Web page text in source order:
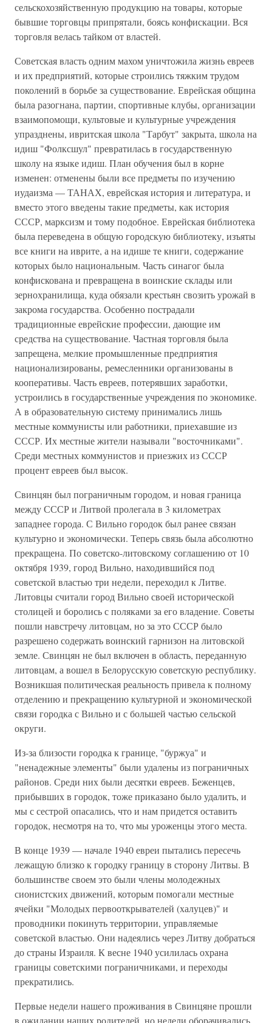
сельскохозяйственную продукцию на товары, которые
бывшие торговцы припрятали, боясь конфискации. Вся
торговля велась тайком от властей.
Советская власть одним махом уничтожила жизнь евреев
и их предприятий, которые строились тяжким трудом
поколений в борьбе за существование. Еврейская община
была разогнана, партии, спортивные клубы, организации
взаимопомощи, культовые и культурные учреждения
упразднены, ивритская школа "Тарбут" закрыта, школа на
идиш "Фолксшул" превратилась в государственную
школу на языке идиш. План обучения был в корне
изменен: отменены были все предметы по изучению
иудаизма — ТАНАХ, еврейская история и литература, и
вместо этого введены такие предметы, как история
СССР, марксизм и тому подобное. Еврейская библиотека
была переведена в общую городскую библиотеку, изъяты
все книги на иврите, а на идише те книги, содержание
которых было национальным. Часть синагог была
конфискована и превращена в воинские склады или
зернохранилища, куда обязали крестьян свозить урожай в
закрома государства. Особенно пострадали
традиционные еврейские профессии, дающие им
средства на существование. Частная торговля была
запрещена, мелкие промышленные предприятия
национализированы, ремесленники организованы в
кооперативы. Часть евреев, потерявших заработки,
устроились в государственные учреждения по экономике.
А в образовательную систему принимались лишь
местные коммунисты или работники, приехавшие из
СССР. Их местные жители называли "восточниками".
Среди местных коммунистов и приезжих из СССР
процент евреев был высок.
Свинцян был пограничным городом, и новая граница
между СССР и Литвой пролегала в 3 километрах
западнее города. С Вильно городок был ранее связан
культурно и экономически. Теперь связь была абсолютно
прекращена. По советско-литовскому соглашению от 10
октября 1939, город Вильно, находившийся под
советской властью три недели, переходил к Литве.
Литовцы считали город Вильно своей исторической
столицей и боролись с поляками за его владение. Советы
пошли навстречу литовцам, но за это СССР было
разрешено содержать воинский гарнизон на литовской
земле. Свинцян не был включен в область, переданную
литовцам, а вошел в Белорусскую советскую республику.
Возникшая политическая реальность привела к полному
отделению и прекращению культурной и экономической
связи городка с Вильно и с большей частью сельской
округи.
Из-за близости городка к границе, "буржуа" и
"ненадежные элементы" были удалены из пограничных
районов. Среди них были десятки евреев. Беженцев,
прибывших в городок, тоже приказано было удалить, и
мы с сестрой опасались, что и нам придется оставить
городок, несмотря на то, что мы уроженцы этого места.
В конце 1939 — начале 1940 евреи пытались пересечь
лежащую близко к городку границу в сторону Литвы. В
большинстве своем это были члены молодежных
сионистских движений, которым помогали местные
ячейки "Молодых первооткрывателей (халуцев)" и
проводники покинуть территории, управляемые
советской властью. Они надеялись через Литву добраться
до страны Израиля. К весне 1940 усилилась охрана
границы советскими пограничниками, и переходы
прекратились.
Первые недели нашего проживания в Свинцяне прошли
в ожидании наших родителей, но недели оборачивались